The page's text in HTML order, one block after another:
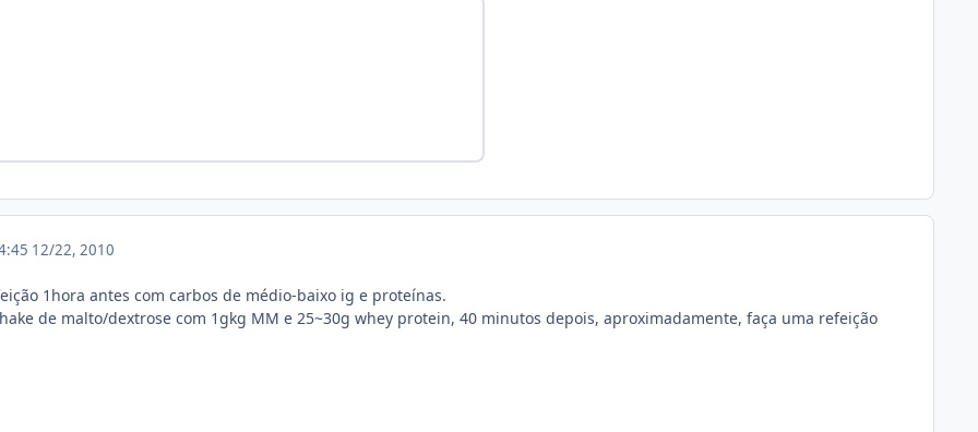
12/22, 2010
1hora antes com carbos de médio-baixo ig e proteínas.
de malto/dextrose com 1gkg MM e 25~30g whey protein, 40 minutos depois, aproximadamente, faça uma refeição